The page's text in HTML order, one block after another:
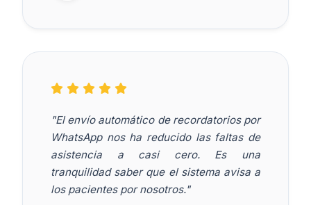
"El envío automático de recordatorios por
WhatsApp nos ha reducido las faltas de
asistencia a casi cero. Es una
tranquilidad saber que el sistema avisa a
los pacientes por nosotros."